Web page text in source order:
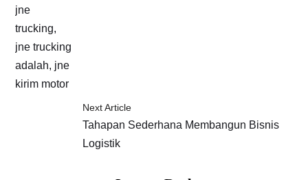
Next Article
Tahapan Sederhana Membangun Bisnis
Logistik